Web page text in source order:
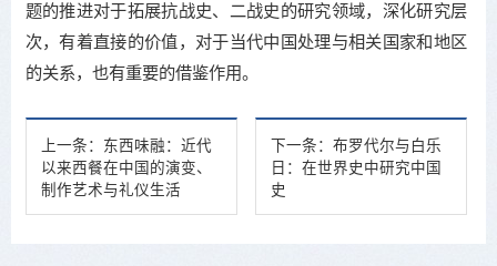
题的推进对于拓展抗战史、二战史的研究领域，深化研究层
次，有着直接的价值，对于当代中国处理与相关国家和地区
的关系，也有重要的借鉴作用。
上一条： 东西味融：近代
以来西餐在中国的演变、
制作艺术与礼仪生活
下一条： 布罗代尔与白乐
日：在世界史中研究中国
史